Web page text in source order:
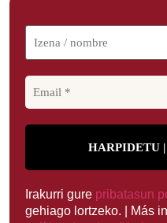
Irakurri gure pribatasun
gehiago lortzeko. | Más